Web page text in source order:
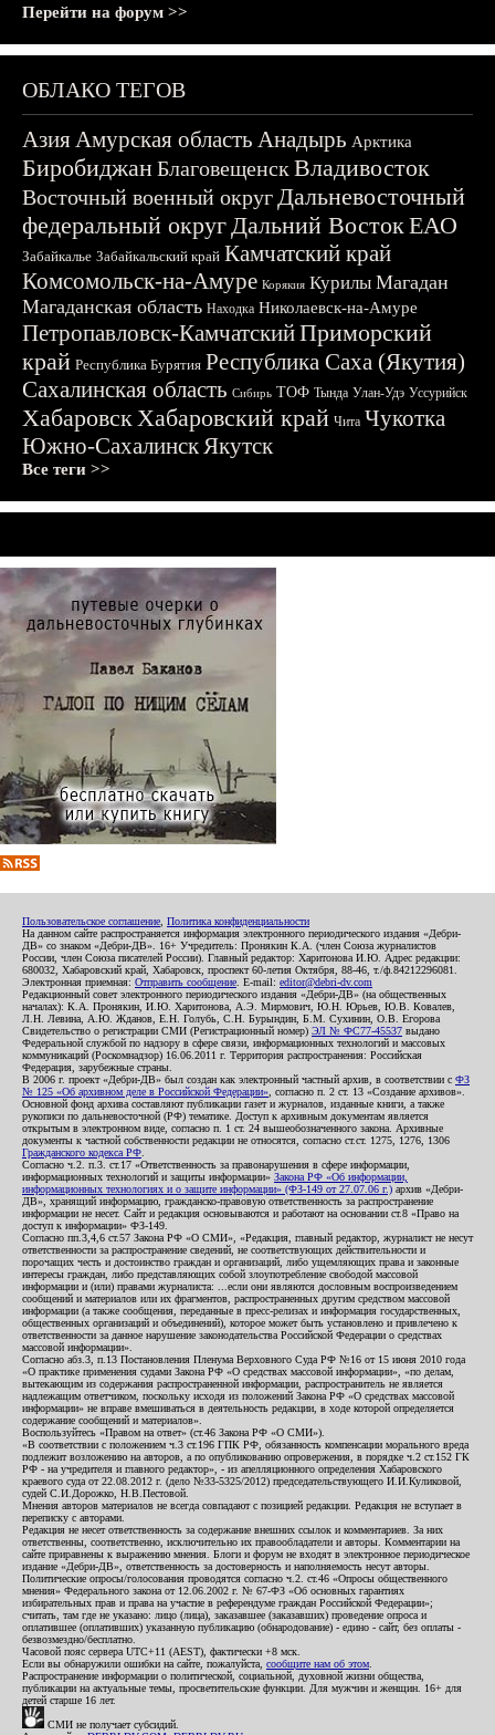
Перейти на форум >>
ОБЛАКО ТЕГОВ
АзияАмурская область Анадырь Арктика
БиробиджанБлаговещенскВладивосток
Восточный военный округДальневосточный
федеральный округДальний ВостокЕАО
Забайкалье Забайкальский край Камчатский край
Комсомольск-на-Амуре Корякия Курилы Магадан
Магаданская область Находка Николаевск-на-Амуре
Петропавловск-КамчатскийПриморский
край Республика Бурятия Республика Саха (Якутия)
Сахалинская область Сибирь ТОФ Тында Улан-Удэ Уссурийск
ХабаровскХабаровский край Чита Чукотка
Южно-СахалинскЯкутск
Все теги >>
Пользовательское соглашение Политика конфиденциальности
На данном сайте распространяется информация электронного периодического издания «Дебри-
ДВ» со знаком «Дебри-ДВ». 16+ Учредитель: Пронякин К.А. (член Союза журналистов
России, член Союза писателей России). Главный редактор: Харитонова И.Ю. Адрес редакции:
680032, Хабаровский край, Хабаровск, проспект 60-летия Октября, 88-46, т./ф.84212296081.
Электронная приемная: Отправить сообщение . E-mail: editor@debri-dv.com
Редакционный совет электронного периодического издания «Дебри-ДВ» (на общественных
началах): К.А. Пронякин, И.Ю. Харитонова, А.Э. Мирмович, Ю.Н. Юрьев, Ю.В. Ковалев,
Л.Н. Левина, А.Ю. Жданов, Е.Н. Голубь, С.Н. Бурындин, Б.М. Сухинин, О.В. Егорова
Свидетельство о регистрации СМИ (Регистрационный номер) ЭЛ № ФС77-45537 выдано
Федеральной службой по надзору в сфере связи, информационных технологий и массовых
коммуникаций (Роскомнадзор) 16.06.2011 г. Территория распространения: Российская
Федерация, зарубежные страны.
В 2006 г. проект «Дебри-ДВ» был создан как электронный частный архив, в соответствии с ФЗ
№ 125 «Об архивном деле в Российской Федерации» , согласно п. 2 ст. 13 «Создание архивов».
Основной фонд архива составляют публикации газет и журналов, изданные книги, а также
рукописи по дальневосточной (РФ) тематике. Доступ к архивным документам является
открытым в электронном виде, согласно п. 1 ст. 24 вышеобозначенного закона. Архивные
документы к частной собственности редакции не относятся, согласно ст.ст. 1275, 1276, 1306
Гражданского кодекса РФ
Согласно ч.2. п.3. ст.17 «Ответственность за правонарушения в сфере информации,
информационных технологий и защиты информации» Закона РФ «Об информации,
информационных технологиях и о защите информации» (ФЗ-149 от 27.07.06 г.) архив «Дебри-
ДВ», хранящий информацию, гражданско-правовую ответственность за распространение
информации не несет. Сайт и редакция основываются и работают на основании ст.8 «Право на
доступ к информации» ФЗ-149.
Согласно пп.3,4,6 ст.57 Закона РФ «О СМИ», «Редакция, главный редактор, журналист не несут
ответственности за распространение сведений, не соответствующих действительности и
порочащих честь и достоинство граждан и организаций, либо ущемляющих права и законные
интересы граждан, либо представляющих собой злоупотребление свободой массовой
информации и (или) правами журналиста: ...если они являются дословным воспроизведением
сообщений и материалов или их фрагментов, распространенных другим средством массовой
информации (а также сообщения, переданные в пресс-релизах и информация государственных,
общественных организаций и объединений), которое может быть установлено и привлечено к
ответственности за данное нарушение законодательства Российской Федерации о средствах
массовой информации».
Согласно абз.3, п.13 Постановления Пленума Верховного Суда РФ №16 от 15 июня 2010 года
«О практике применения судами Закона РФ «О средствах массовой информации», «по делам,
вытекающим из содержания распространенной информации, распространитель не является
надлежащим ответчиком, поскольку исходя из положений Закона РФ «О средствах массовой
информации» не вправе вмешиваться в деятельность редакции, в ходе которой определяется
содержание сообщений и материалов».
Воспользуйтесь «Правом на ответ» (ст.46 Закона РФ «О СМИ»).
«В соответствии с положением ч.3 ст.196 ГПК РФ, обязанность компенсации морального вреда
подлежит возложению на авторов, а по опубликованию опровержения, в порядке ч.2 ст.152 ГК
РФ - на учредителя и главного редактор», - из апелляционного определения Хабаровского
краевого суда от 22.08.2012 г. (дело №33-5325/2012) председательствующего И.И.Куликовой,
судей С.И.Дорожко, Н.В.Пестовой.
Мнения авторов материалов не всегда совпадают с позицией редакции. Редакция не вступает в
переписку с авторами.
Редакция не несет ответственность за содержание внешних ссылок и комментариев. За них
ответственны, соответственно, исключительно их правообладатели и авторы. Комментарии на
сайте приравнены к выражению мнения. Блоги и форум не входят в электронное периодическое
издание «Дебри-ДВ», ответственность за достоверность и наполняемость несут авторы.
Политические опросы/голосования проводятся согласно ч.2. ст.46 «Опросы общественного
мнения» Федерального закона от 12.06.2002 г. № 67-ФЗ «Об основных гарантиях
избирательных прав и права на участие в референдуме граждан Российской Федерации»;
считать, там где не указано: лицо (лица), заказавшее (заказавших) проведение опроса и
оплатившее (оплативших) указанную публикацию (обнародование) - едино - сайт, без оплаты -
безвозмездно/бесплатно.
Часовой пояс сервера UTC+11 (AEST), фактически +8 мск.
Если вы обнаружили ошибки на сайте, пожалуйста, сообщите нам об этом
Распространение информации о политической, социальной, духовной жизни общества,
публикации на актуальные темы, просветительские функции. Для мужчин и женщин. 16+ для
детей старше 16 лет.
СМИ не получает субсидий.